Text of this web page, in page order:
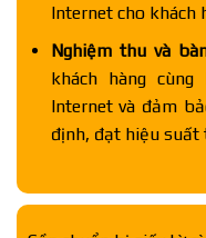
Internet cho khách
Nghiệm thu và
khách hàng
Internet và đảm
định, đạt hiệu suất